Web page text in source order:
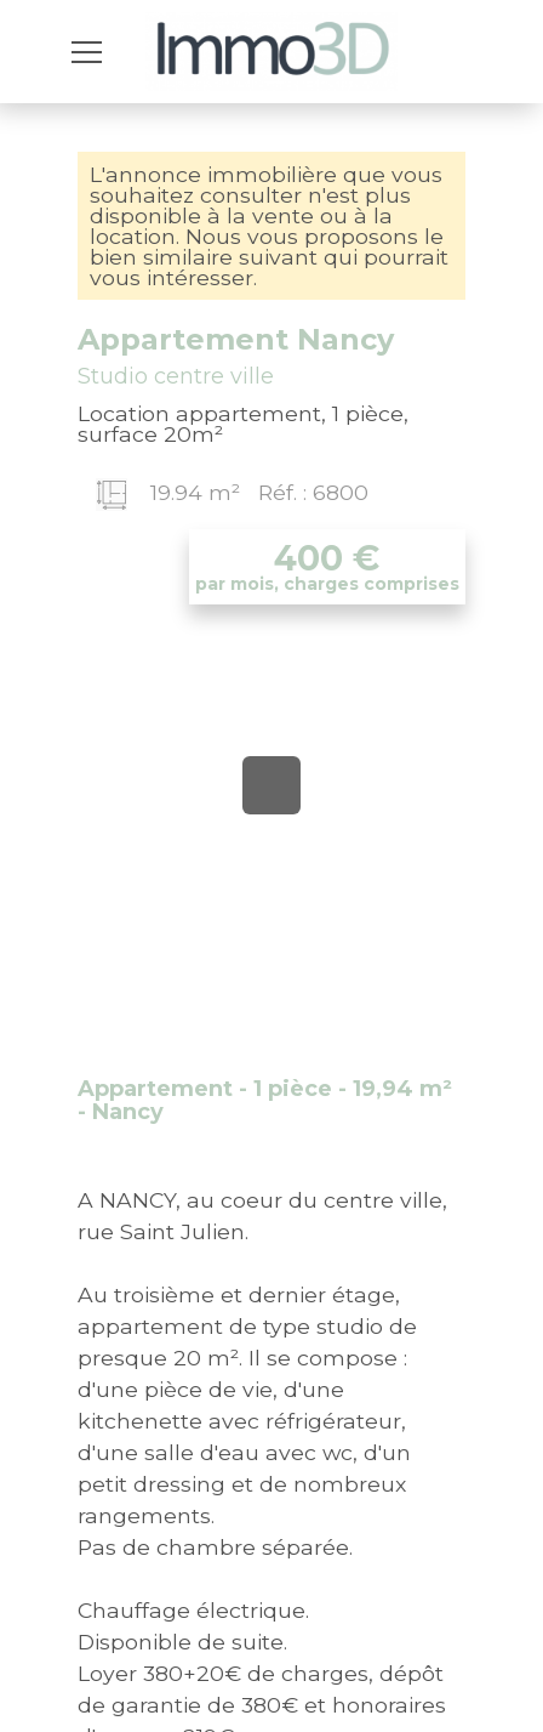
L'annonce immobilière que vous
souhaitez consulter n'est plus
disponible à la vente ou à la
location. Nous vous proposons le
bien similaire suivant qui pourrait
vous intéresser.
Appartement Nancy
Studio centre ville
Location appartement, 1 pièce,
surface 20m²
19.94 m² Réf. : 6800
400 €
par mois, charges comprises
Appartement - 1 pièce - 19,94 m²
- Nancy
A NANCY, au coeur du centre ville,
rue Saint Julien.
Au troisième et dernier étage,
appartement de type studio de
presque 20 m². Il se compose :
d'une pièce de vie, d'une
kitchenette avec réfrigérateur,
d'une salle d'eau avec wc, d'un
petit dressing et de nombreux
rangements.
Pas de chambre séparée.
Chauffage électrique.
Disponible de suite.
Loyer 380+20€ de charges, dépôt
de garantie de 380€ et honoraires